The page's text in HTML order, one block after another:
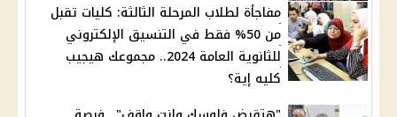
مفاجأة لطلاب المرحلة الثالثة: كليات تقبل
من 50% فقط في التنسيق الإلكتروني
للثانوية العامة 2024.. مجموعك هيجيب
كليه إية؟